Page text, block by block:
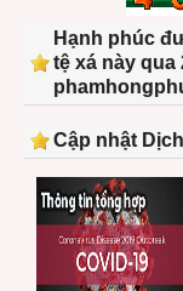
Hạnh phúc
tệ xá này
Cập nhật